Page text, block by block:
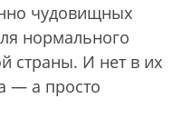
чудовищных
нормального
страны. И нет в их
— а просто